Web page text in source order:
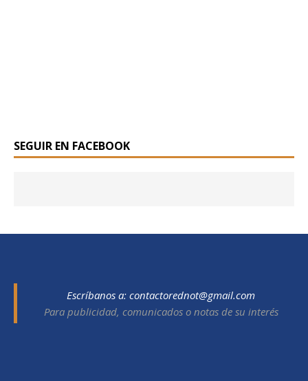
SEGUIR EN FACEBOOK
Escríbanos a: contactorednot@gmail.com
Para publicidad, comunicados o notas de su interés